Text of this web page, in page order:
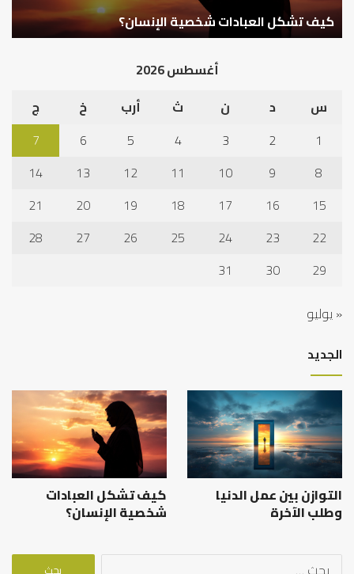
أهم أسباب عدم استجابة الدعاء
أغسطس 2026
س
د ن ث أرب خ
ج
1
2
3
4
5
6
7
8
9
10
11
12
13
14
15
16
17
18
19
20
21
22
23
24
25
26
27
28
29
30
31
« يوليو
الجديد
التوازن بين عمل الدنيا
وطلب الآخرة
كيف تشكل العبادات
شخصية الإنسان؟
البحث